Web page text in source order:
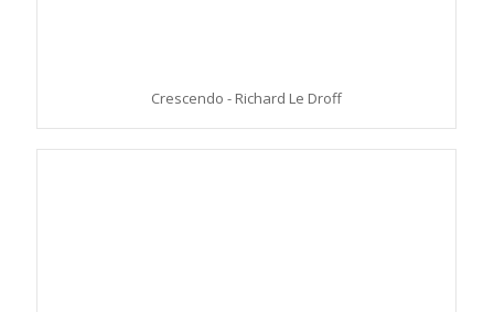
Crescendo - Richard Le Droff